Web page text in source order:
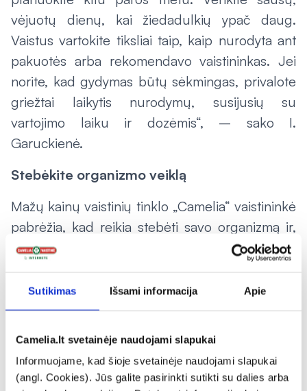
Sutikimas Išsami informacija Apie
Camelia.lt svetainėje naudojami slapukai
Informuojame, kad šioje svetainėje naudojami slapukai
(angl. Cookies). Jūs galite pasirinkti sutikti su dalies arba
vėjuotų dienų, kai žiedadulkių ypač daug.
Vaistus vartokite tiksliai taip, kaip nurodyta ant
pakuotės arba rekomendavo vaistininkas. Jei
norite, kad gydymas būtų sėkmingas, privalote
griežtai laikytis nurodymų, susijusių su
vartojimo laiku ir dozėmis“, – sako I.
Garuckienė.
Stebėkite organizmo veiklą
Mažų kainų vaistinių tinklo „Camelia“ vaistininkė
pabrėžia, kad reikia stebėti savo organizmą ir,
pastebėjus, kad alergija užsitęsė ar simptomai
„Jeigu užsitęsė ūmi sloga, atsirado polipų,
vaistai nepadeda, būtina kreiptis į šeimos
gydytoją ar alergologą. Ypač reikėtų sunerimti,
jeigu pavasariop alergija pasireiškia kūdikiams.